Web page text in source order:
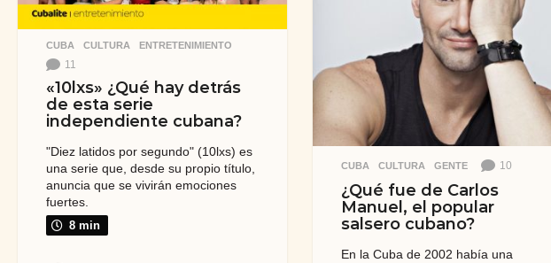
CUBA ,CULTURA ,ENTRETENIMIENTO
11
«10lxs» ¿Qué hay detrás
de esta serie
independiente cubana?
"Diez latidos por segundo" (10lxs) es
una serie que, desde su propio título,
anuncia que se vivirán emociones
fuertes.
8 min
CUBA ,CULTURA ,GENTE 10
¿Qué fue de Carlos
Manuel, el popular
salsero cubano?
En la Cuba de 2002 había una